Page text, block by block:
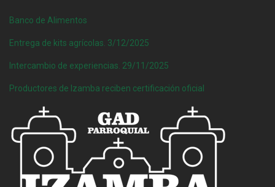
Banco de Alimentos
Entrega de kits agrícolas. 3/12/2025
Intercambio de experiencias. 29/11/2025
Productores de Izamba reciben certificación oficial